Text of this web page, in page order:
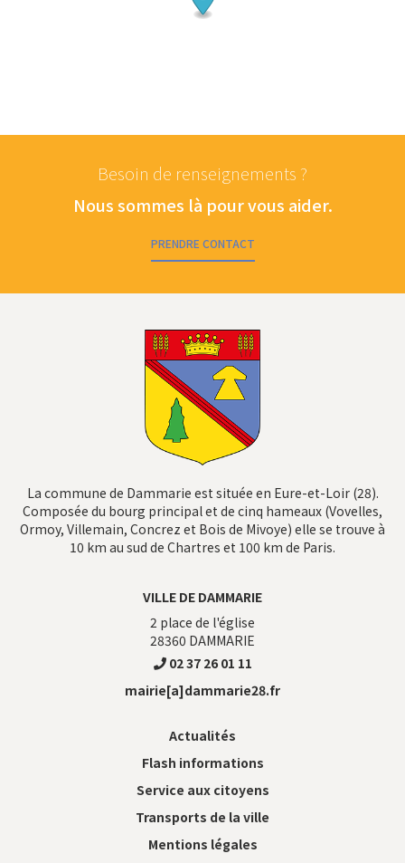
Besoin de renseignements ?
Nous sommes là pour vous aider.
PRENDRE CONTACT
La commune de Dammarie est située en Eure-et-Loir (28).
Composée du bourg principal et de cinq hameaux (Vovelles,
Ormoy, Villemain, Concrez et Bois de Mivoye) elle se trouve à
10 km au sud de Chartres et 100 km de Paris.
VILLE DE DAMMARIE
2 place de l'église
28360 DAMMARIE
02 37 26 01 11
mairie[a]dammarie28.fr
Actualités
Flash informations
Service aux citoyens
Transports de la ville
Mentions légales